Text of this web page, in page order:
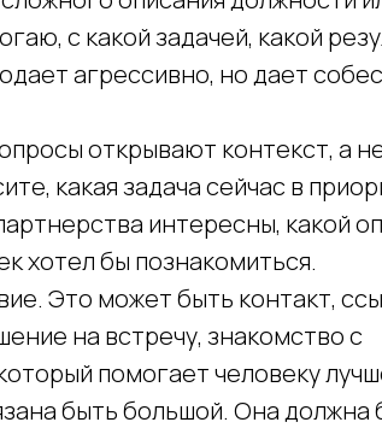
с какой задачей, какой
агрессивно, но дает
открывают контекст, а
какая задача сейчас в
интересны, какой
хотел бы познакомиться.
Это может быть контакт,
на встречу, знакомство с
помогает человеку
быть большой. Она должна